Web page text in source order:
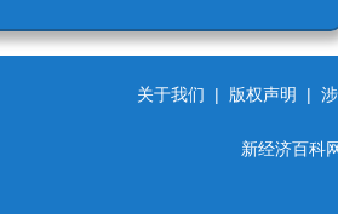
关于我们 | 版权声明 |
新经济百科